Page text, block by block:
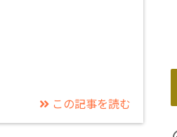
この記事を読む